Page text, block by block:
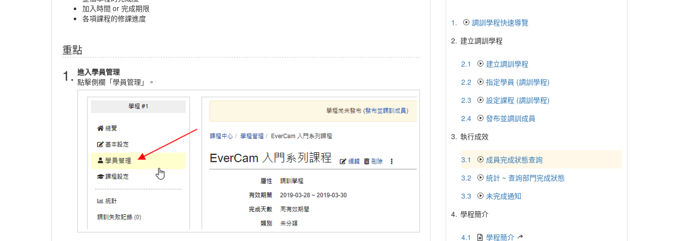
加入時間 or 完成期限
各項課程的修課進度
重點
1. 進入學員管理
點擊側欄「學員管理」。
1.
調訓學程快速導覽
2. 建立調訓學程
2.1
建立調訓學程
2.2
指定學員 (調訓學程)
2.3
設定課程 (調訓學程)
2.4
發布並調訓成員
3. 執行成效
3.1
成員完成狀態查詢
3.2
統計 ~ 查詢部門完成狀態
3.3
未完成通知
4. 學程簡介
4.1
學程簡介